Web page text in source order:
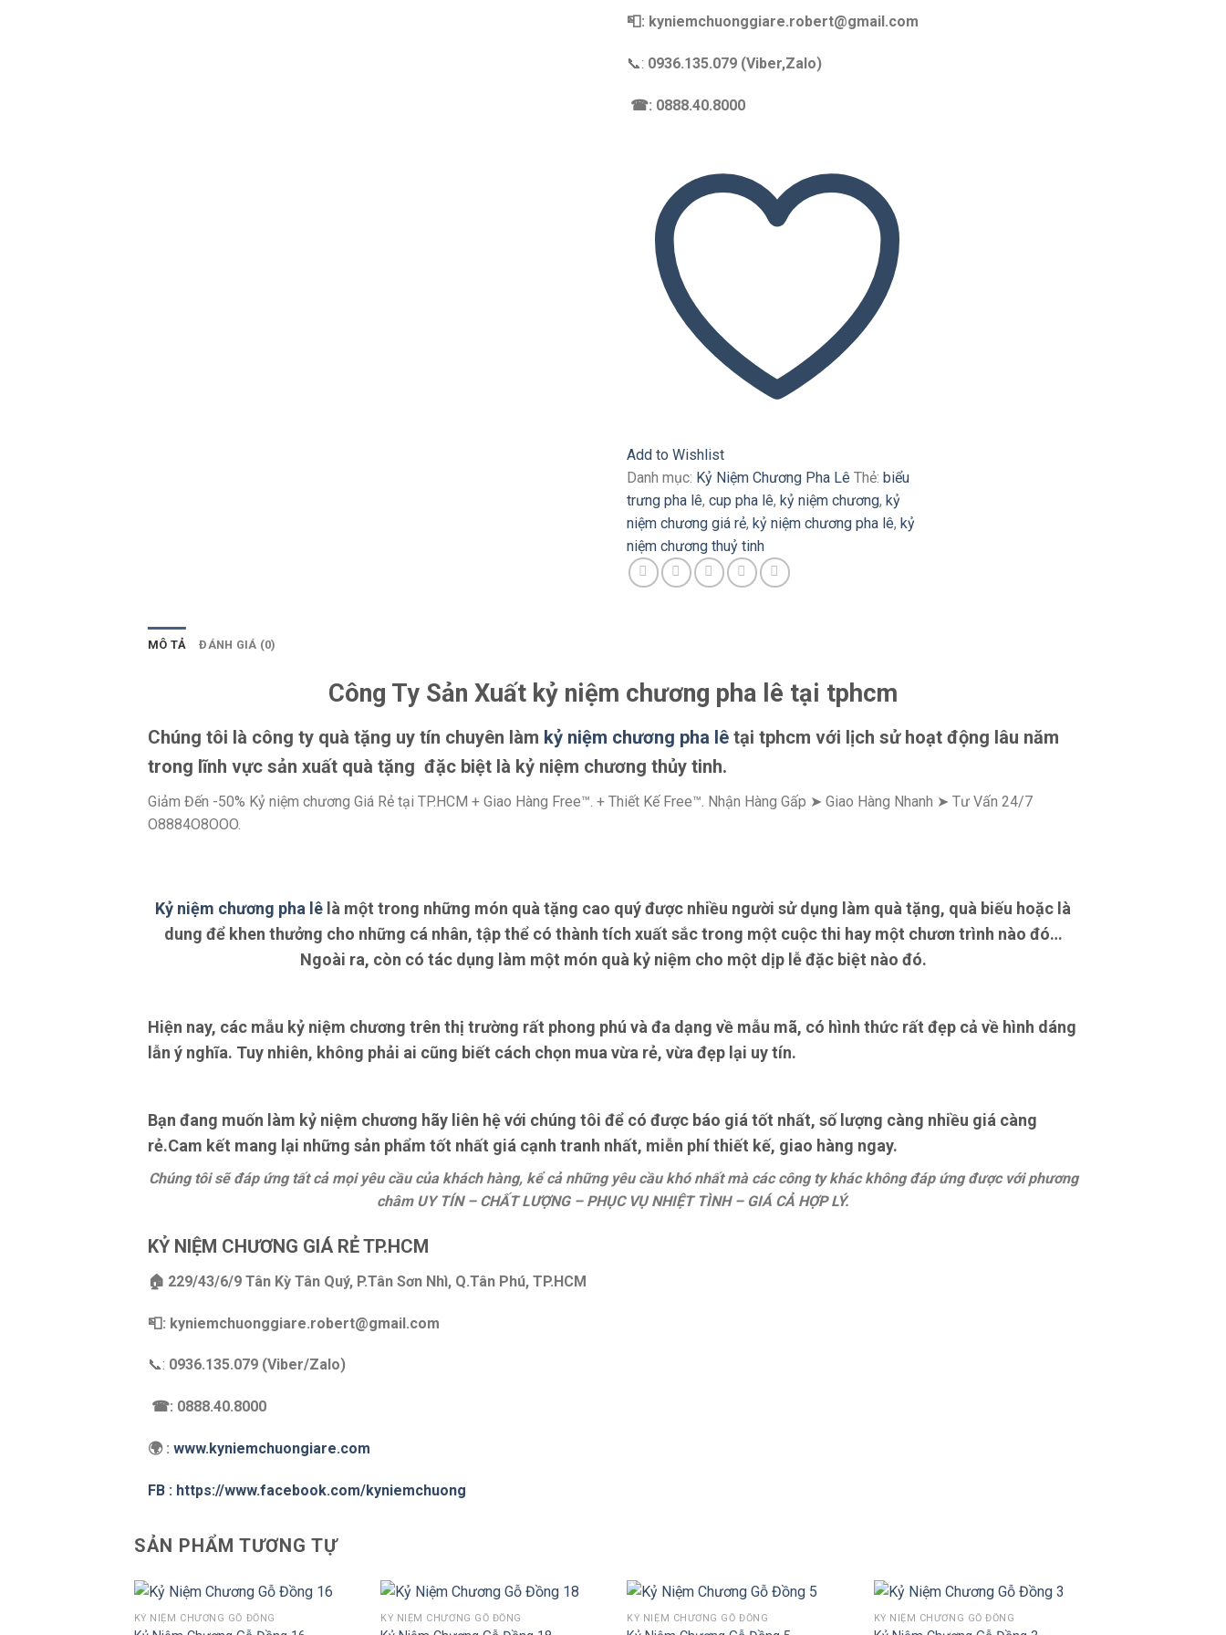
📮: kyniemchuonggiare.robert@gmail.com
📞: 0936.135.079 (Viber,Zalo)
☎: 0888.40.8000
Add to Wishlist
Danh mục: Kỷ Niệm Chương Pha Lê Thẻ: biểu
trưng pha lê, cup pha lê, kỷ niệm chương, kỷ
niệm chương giá rẻ, kỷ niệm chương pha lê, kỷ
niệm chương thuỷ tinh
MÔ TẢ ĐÁNH GIÁ (0)
Công Ty Sản Xuất kỷ niệm chương pha lê tại tphcm
Chúng tôi là công ty quà tặng uy tín chuyên làm kỷ niệm chương pha lê tại tphcm với lịch sử hoạt động lâu năm
trong lĩnh vực sản xuất quà tặng đặc biệt là kỷ niệm chương thủy tinh.
Giảm Đến -50% Kỷ niệm chương Giá Rẻ tại TP.HCM + Giao Hàng Free™. + Thiết Kế Free™. Nhận Hàng Gấp ➤ Giao Hàng Nhanh ➤ Tư Vấn 24/7
O8884O8OOO.
Kỷ niệm chương pha lê là một trong những món quà tặng cao quý được nhiều người sử dụng làm quà tặng, quà biếu hoặc là
dung để khen thưởng cho những cá nhân, tập thể có thành tích xuất sắc trong một cuộc thi hay một chươn trình nào đó…
Ngoài ra, còn có tác dụng làm một món quà kỷ niệm cho một dịp lễ đặc biệt nào đó.
Hiện nay, các mẫu kỷ niệm chương trên thị trường rất phong phú và đa dạng về mẫu mã, có hình thức rất đẹp cả về hình dáng
lẫn ý nghĩa. Tuy nhiên, không phải ai cũng biết cách chọn mua vừa rẻ, vừa đẹp lại uy tín.
Bạn đang muốn làm kỷ niệm chương hãy liên hệ với chúng tôi để có được báo giá tốt nhất, số lượng càng nhiều giá càng
rẻ.Cam kết mang lại những sản phẩm tốt nhất giá cạnh tranh nhất, miễn phí thiết kế, giao hàng ngay.
Chúng tôi sẽ đáp ứng tất cả mọi yêu cầu của khách hàng, kể cả những yêu cầu khó nhất mà các công ty khác không đáp ứng được với phương
châm UY TÍN – CHẤT LƯỢNG – PHỤC VỤ NHIỆT TÌNH – GIÁ CẢ HỢP LÝ.
KỶ NIỆM CHƯƠNG GIÁ RẺ TP.HCM
🏠 229/43/6/9 Tân Kỳ Tân Quý, P.Tân Sơn Nhì, Q.Tân Phú, TP.HCM
📮: kyniemchuonggiare.robert@gmail.com
📞: 0936.135.079 (Viber/Zalo)
☎: 0888.40.8000
🌍 : www.kyniemchuongiare.com
FB : https://www.facebook.com/kyniemchuong
SẢN PHẨM TƯƠNG TỰ
KỶ NIỆM CHƯƠNG GỖ ĐỒNG KỶ NIỆM CHƯƠNG GỖ ĐỒNG KỶ NIỆM CHƯƠNG GỖ ĐỒNG KỶ NIỆM CHƯƠNG GỖ ĐỒNG